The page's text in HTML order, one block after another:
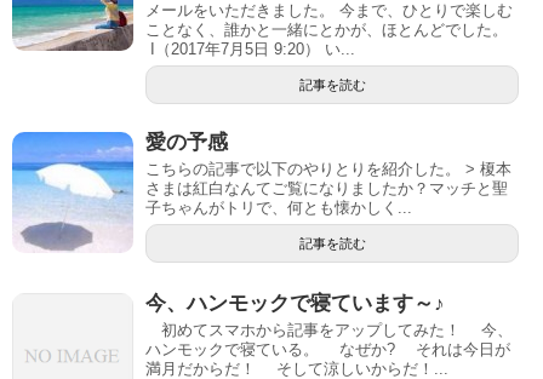
メールをいただきました。 今まで、ひとりで楽しむ
ことなく、誰かと一緒にとかが、ほとんどでした。
I（2017年7月5日 9:20） い...
記事を読む
愛の予感
こちらの記事で以下のやりとりを紹介した。 > 榎本
さまは紅白なんてご覧になりましたか？マッチと聖
子ちゃんがトリで、何とも懐かしく...
記事を読む
今、ハンモックで寝ています～♪
初めてスマホから記事をアップしてみた！ 今、
ハンモックで寝ている。 なぜか? それは今日が
満月だからだ！ そして涼しいからだ！...